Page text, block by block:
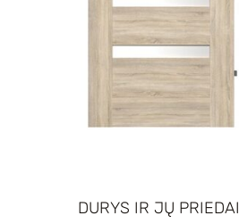
DURYS IR JŲ PRIEDAI